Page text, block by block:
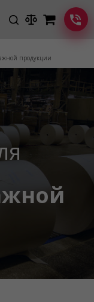
продукции